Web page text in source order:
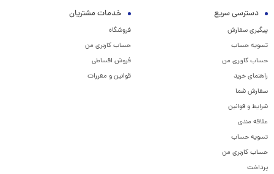
دسترسی سریع
پیگیری سفارش
تسویه حساب
حساب کاربری من
راهنمای خرید
سفارش شما
شرایط و قوانین
علاقه مندی
تسویه حساب
حساب کاربری من
پرداخت
خدمات مشتریان
فروشگاه
حساب کاربری من
فروش اقساطی
قوانین و مقررات